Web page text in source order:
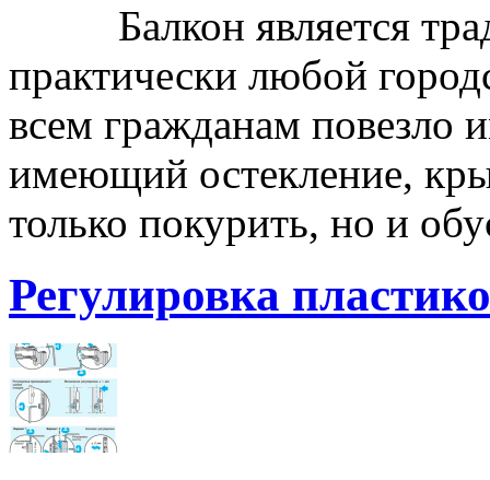
Балкон является
практически любой
всем гражданам повезло
имеющий остекление,
только покурить, но и
Регулировка